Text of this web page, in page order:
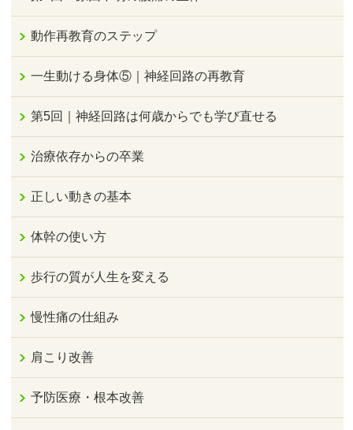
動作再教育のステップ
一生動ける身体⑤｜神経回路の再教育
第5回｜神経回路は何歳からでも学び直せる
治療依存からの卒業
正しい動きの基本
体幹の使い方
歩行の質が人生を変える
慢性痛の仕組み
肩こり改善
予防医療・根本改善